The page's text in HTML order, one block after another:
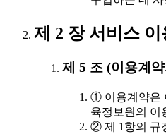
제 2 장 서비스 이
제 5 조 (이용계
① 이용계약은
육정보원의 이
② 제 1항의 규